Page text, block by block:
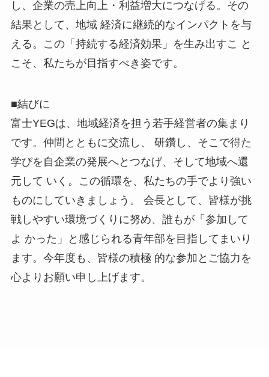
し、企業の売上向上・利益増大につなげる。その
結果として、地域 経済に継続的なインパクトを与
える。この「持続する経済効果」を生み出すこ と
こそ、私たちが目指すべき姿です。
■結びに
富士YEGは、地域経済を担う若手経営者の集まり
です。仲間とともに交流し、 研鑽し、そこで得た
学びを自企業の発展へとつなげ、そして地域へ還
元して いく。この循環を、私たちの手でより強い
ものにしていきましょう。 会長として、皆様が挑
戦しやすい環境づくりに努め、誰もが「参加して
よ かった」と感じられる青年部を目指してまいり
ます。今年度も、皆様の積極 的な参加とご協力を
心よりお願い申し上げます。